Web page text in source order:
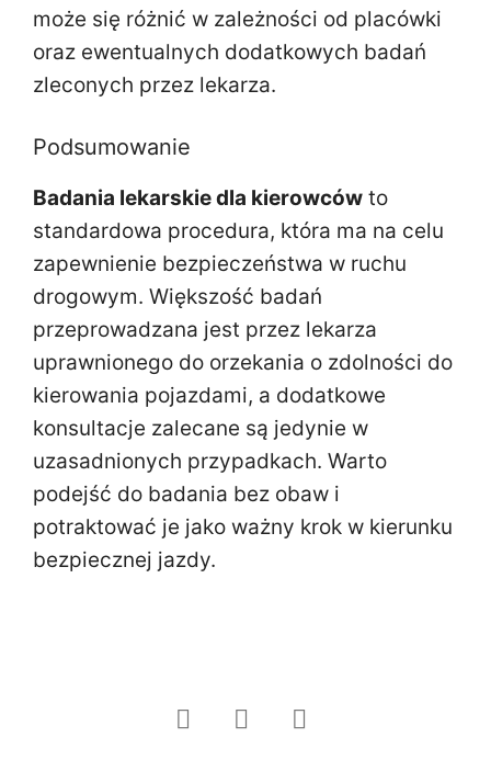
może się różnić w zależności od placówki
oraz ewentualnych dodatkowych badań
zleconych przez lekarza.
Podsumowanie
Badania lekarskie dla kierowców to
standardowa procedura, która ma na celu
zapewnienie bezpieczeństwa w ruchu
drogowym. Większość badań
przeprowadzana jest przez lekarza
uprawnionego do orzekania o zdolności do
kierowania pojazdami, a dodatkowe
konsultacje zalecane są jedynie w
uzasadnionych przypadkach. Warto
podejść do badania bez obaw i
potraktować je jako ważny krok w kierunku
bezpiecznej jazdy.